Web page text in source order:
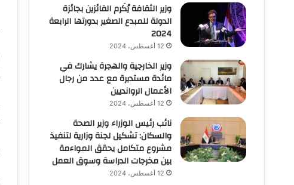
وزير الثقافة يُكَرم الفائزين بجائزة
الدولة للمبدع الصغير بدورتها الرابعة
2024
12 أغسطس، 2024
وزير الخارجية والهجرة يشارك في
مائدة مستديرة مع عدد من رجال
الأعمال الروانديين
12 أغسطس، 2024
نائب رئيس الوزراء وزير الصحة
والسكان: تشكيل لجنة وزارية لتنفيذ
مشروع متكامل يحقق المواءمة
بين مخرجات الدراسة وسوق العمل
12 أغسطس، 2024